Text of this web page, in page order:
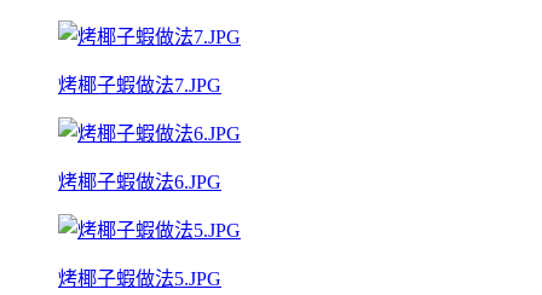
烤椰子蝦做法7.JPG
烤椰子蝦做法6.JPG
烤椰子蝦做法5.JPG